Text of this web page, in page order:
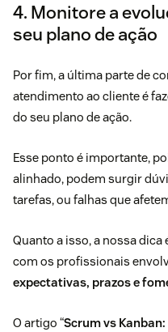
4. Monitore a
seu plano de ação
Por fim, a última parte de
atendimento ao cliente é
do seu plano de ação.
Esse ponto é importante,
alinhado, podem surgir
tarefas, ou falhas que
Quanto a isso, a nossa
com os profissionais
expectativas, prazos e
O artigo “Scrum vs